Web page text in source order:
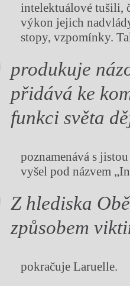
intelektuálové tušili,
výkon jejich
stopy, vzpomínky.
produkuje
přidává ke
funkci světa
poznamenává s
vyšel pod názvem
Z hlediska
způsobem
pokračuje Laruelle.